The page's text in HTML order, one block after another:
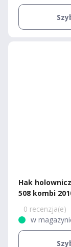
Hak
508 kombi
0 recenzja(e)
w